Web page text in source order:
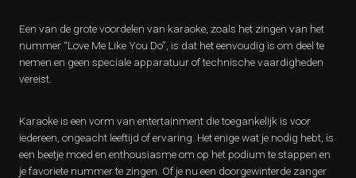
Een van de grote voordelen van karaoke, zoals het zingen van het
nummer “Love Me Like You Do”, is dat het eenvoudig is om deel te
nemen en geen speciale apparatuur of technische vaardigheden
vereist.
Karaoke is een vorm van entertainment die toegankelijk is voor
iedereen, ongeacht leeftijd of ervaring. Het enige wat je nodig hebt, is
een beetje moed en enthousiasme om op het podium te stappen en
je favoriete nummer te zingen. Of je nu een doorgewinterde zanger